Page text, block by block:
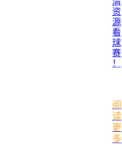
资
源
看
球
赛
！
阅
读
更
多